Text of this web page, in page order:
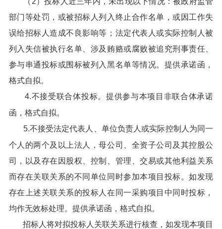
部门等处罚，或被招标人列入终止合作名单，或因工作失
误给招标人造成不良影响等；法定代表人或实际控制人被
列入失信被执行名单、涉及贿赂或腐败被追究刑事责任、
参与串通投标或围标被列入黑名单等情况。提供承诺函，
格式自拟。
4.不接受联合体投标。提供参与本项目非联合体承诺
函，格式自拟。
5.不接受法定代表人、单位负责人或实际控制人为同一
个人的两个及以上法人，母公司、全资子公司及其控股公
司，以及存在因股权、控制、管理、交易或其他利益关系
而存在关联关系的不同单位同时参加本项目投标。如发现
存在上述关联关系的投标人在同一采购项目中同时投标，
均作无效标处理。提供承诺函，格式自拟。
招标人将对拟投标人关联关系进行核查，如发现本项目